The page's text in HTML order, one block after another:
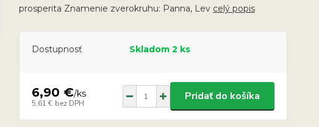
prosperita Znamenie zverokruhu: Panna, Lev celý popis
Dostupnosť Skladom 2 ks
6,90 €/ks
5,61 € bez DPH
Pridať do košíka